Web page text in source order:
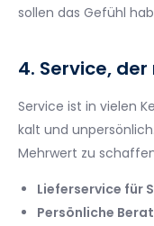
sollen das Gefühl
4. Service,
Service ist in vielen
kalt und
Mehrwert zu
Lieferservice für
Persönliche